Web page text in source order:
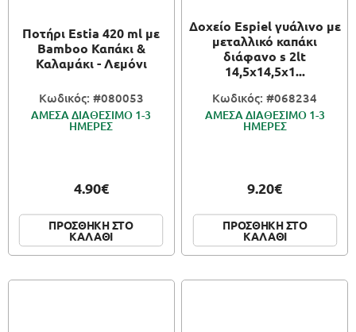
Ποτήρι Estia 420 ml με
Bamboo Καπάκι &
Καλαμάκι - Λεμόνι
Κωδικός: #080053
ΑΜΕΣΑ ΔΙΑΘΕΣΙΜΟ 1-3
ΗΜΕΡΕΣ
4.90€
ΠΡΟΣΘΗΚΗ ΣΤΟ
ΚΑΛΑΘΙ
Δοχείο Espiel γυάλινο με
μεταλλικό καπάκι
διάφανο s 2lt
14,5x14,5x1...
Κωδικός: #068234
ΑΜΕΣΑ ΔΙΑΘΕΣΙΜΟ 1-3
ΗΜΕΡΕΣ
9.20€
ΠΡΟΣΘΗΚΗ ΣΤΟ
ΚΑΛΑΘΙ